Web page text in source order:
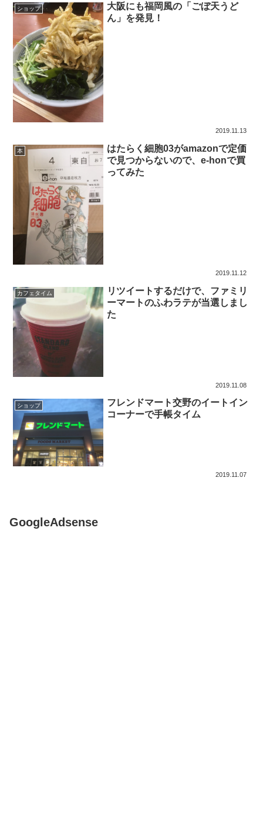
ショップ
大阪にも福岡風の「ごぼ天うど
ん」を発見！
2019.11.13
本
はたらく細胞03がamazonで定価
で見つからないので、e-honで買
ってみた
2019.11.12
カフェタイム
リツイートするだけで、ファミリ
ーマートのふわラテが当選しまし
た
2019.11.08
ショップ
フレンドマート交野のイートイン
コーナーで手帳タイム
2019.11.07
GoogleAdsense